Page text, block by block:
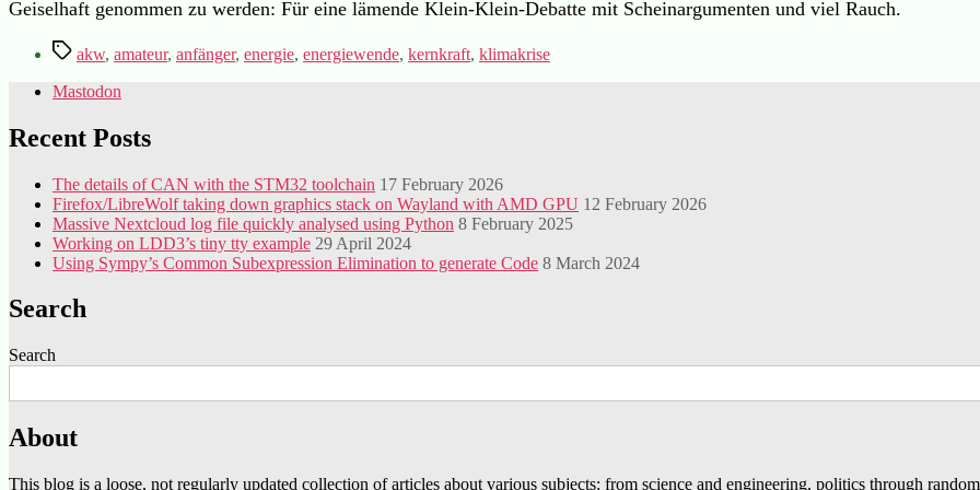
Geiselhaft genommen zu werden: Für eine lämende Klein-Klein-Debatte mit Scheinargumenten und viel Rauch.
Tagsakw, amateur, anfänger, energie, energiewende, kernkraft, klimakrise
Mastodon
Recent Posts
The details of CAN with the STM32 toolchain 17 February 2026
Firefox/LibreWolf taking down graphics stack on Wayland with AMD GPU 12 February 2026
Massive Nextcloud log file quickly analysed using Python 8 February 2025
Working on LDD3’s tiny tty example 29 April 2024
Using Sympy’s Common Subexpression Elimination to generate Code 8 March 2024
Search
Search
About
This blog is a loose, not regularly updated collection of articles about various subjects: from science and engineering, politics through